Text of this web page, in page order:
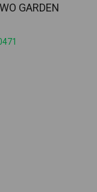
GARDEN